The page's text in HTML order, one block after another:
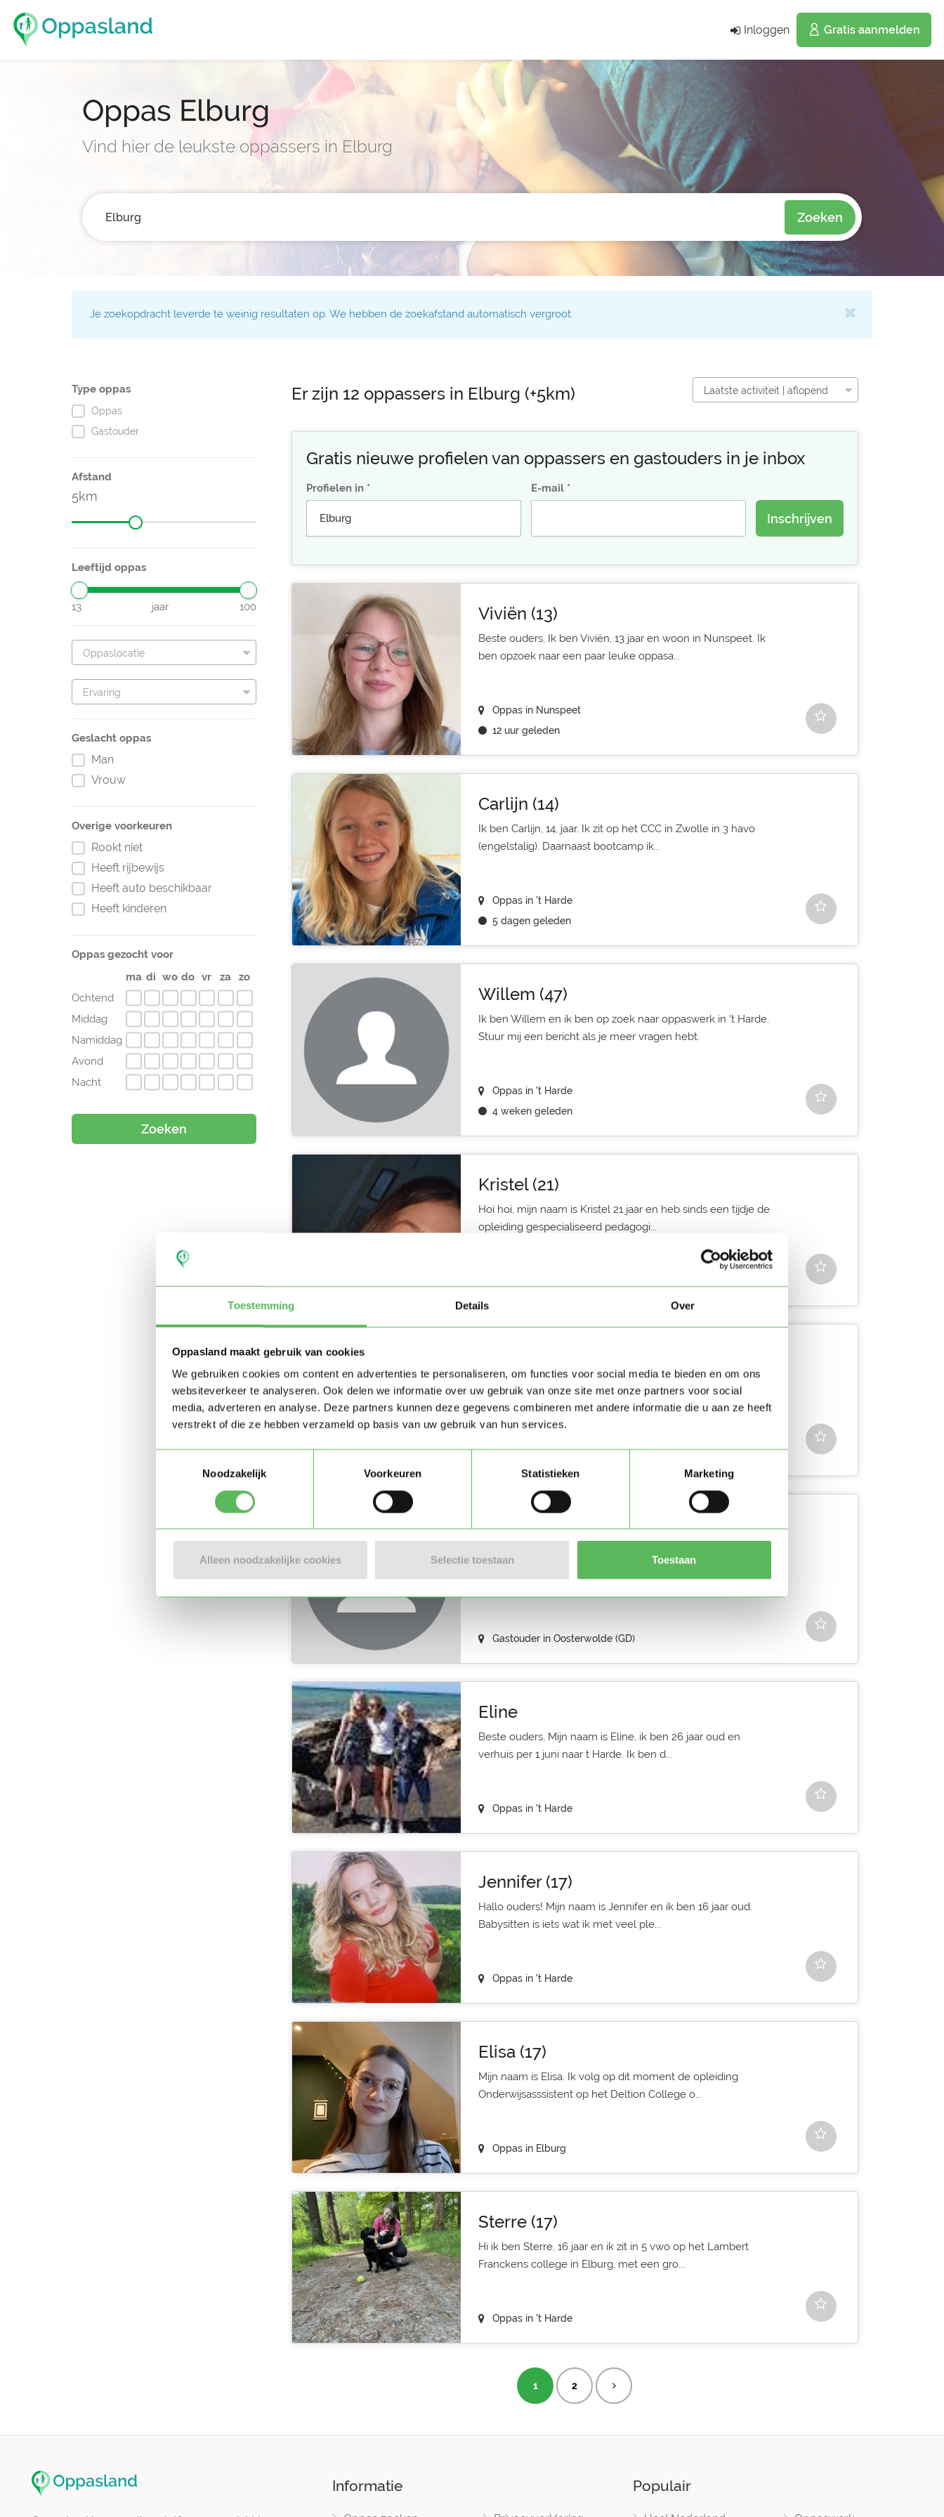
Toestemming Details Over
Oppasland maakt gebruik van cookies
We gebruiken cookies om content en advertenties te personaliseren, om functies voor social media te bieden en om ons
websiteverkeer te analyseren. Ook delen we informatie over uw gebruik van onze site met onze partners voor social
media, adverteren en analyse. Deze partners kunnen deze gegevens combineren met andere informatie die u aan ze heeft
verstrekt of die ze hebben verzameld op basis van uw gebruik van hun services.
Noodzakelijk
Voorkeuren Statistieken Marketing
Alleen noodzakelijke cookies Selectie toestaan Toestaan
Inloggen Gratis aanmelden
Oppas Elburg
Vind hier de leukste oppassers in Elburg
Zoeken
Je zoekopdracht leverde te weinig resultaten op. We hebben de zoekafstand automatisch vergroot.
Type oppas
Oppas
Gastouder
Afstand
5
Leeftijd oppas
13 jaar 100
Oppaslocatie
Ervaring
Geslacht oppas
Man
Vrouw
Overige voorkeuren
Rookt niet
Heeft rijbewijs
Heeft auto beschikbaar
Heeft kinderen
Oppas gezocht voor
ma di wo do vr za
zo
Ochtend
Middag
Namiddag
Avond
Nacht
Zoeken
Er zijn 12 oppassers in Elburg (+5km) Laatste activiteit | aflopend
Gratis nieuwe profielen van oppassers en gastouders in je inbox
Profielen in E-mail
Inschrijven
Viviën (13)
Beste ouders, Ik ben Viviën, 13 jaar en woon in Nunspeet. Ik
ben opzoek naar een paar leuke oppasa...
Oppas in Nunspeet
12 uur geleden
Carlijn (14)
Ik ben Carlijn, 14, jaar. Ik zit op het CCC in Zwolle in 3 havo
(engelstalig). Daarnaast bootcamp ik...
Oppas in 't Harde
5 dagen geleden
Willem (47)
Ik ben Willem en ik ben op zoek naar oppaswerk in 't Harde.
Stuur mij een bericht als je meer vragen hebt.
Oppas in 't Harde
4 weken geleden
Kristel (21)
Hoi hoi, mijn naam is Kristel 21 jaar en heb sinds een tijdje de
opleiding gespecialiseerd pedagogi...
Ik ben Dewith en ik ben op zoek naar oppaswerk in Elburg.
Stuur mij een bericht als je meer vragen hebt.
Oppas in Elburg
Wendy (44)
Oosterwolde (GD). Stuur mij een bericht als je meer vragen
Gastouder in Oosterwolde (GD)
Eline
Beste ouders, Mijn naam is Eline, ik ben 26 jaar oud en
verhuis per 1 juni naar t Harde. Ik ben d...
Oppas in 't Harde
Jennifer (17)
Hallo ouders! Mijn naam is Jennifer en ik ben 16 jaar oud.
Babysitten is iets wat ik met veel ple...
Oppas in 't Harde
Elisa (17)
Mijn naam is Elisa. Ik volg op dit moment de opleiding
Onderwijsasssistent op het Deltion College o...
Oppas in Elburg
Sterre (17)
Hi ik ben Sterre, 16 jaar en ik zit in 5 vwo op het Lambert
Franckens college in Elburg, met een gro...
Oppas in 't Harde
1 2
Informatie Populair